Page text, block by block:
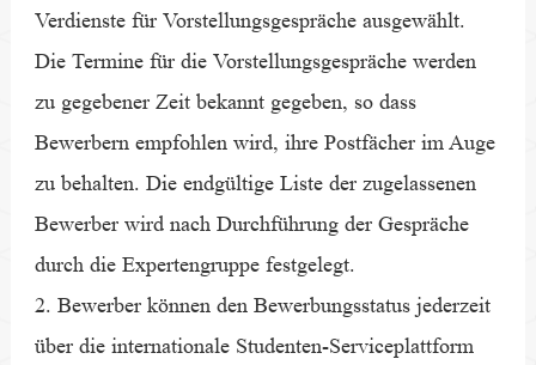
Verdienste für Vorstellungsgespräche ausgewählt.
Die Termine für die Vorstellungsgespräche werden
zu gegebener Zeit bekannt gegeben, so dass
Bewerbern empfohlen wird, ihre Postfächer im Auge
zu behalten. Die endgültige Liste der zugelassenen
Bewerber wird nach Durchführung der Gespräche
durch die Expertengruppe festgelegt.
2. Bewerber können den Bewerbungsstatus jederzeit
über die internationale Studenten-Serviceplattform